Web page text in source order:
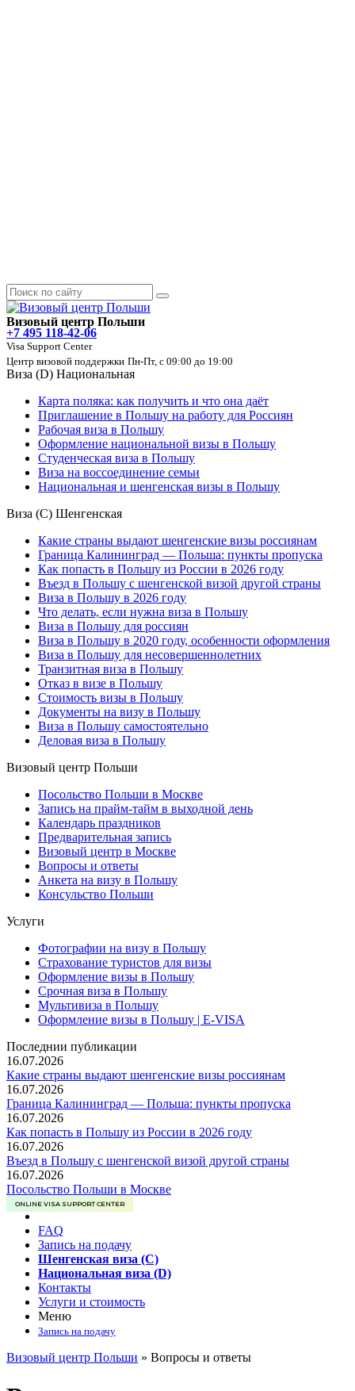
Визовый центр Польши
+7 495 118-42-06
Visa Support Center
Центр визовой поддержки Пн-Пт, с 09:00 до 19:00
Виза (D) Национальная
Карта поляка: как получить и что она даёт
Приглашение в Польшу на работу для Россиян
Рабочая виза в Польшу
Оформление национальной визы в Польшу
Студенческая виза в Польшу
Виза на воссоединение семьи
Национальная и шенгенская визы в Польшу
Виза (С) Шенгенская
Какие страны выдают шенгенские визы россиянам
Граница Калининград — Польша: пункты пропуска
Как попасть в Польшу из России в 2026 году
Въезд в Польшу с шенгенской визой другой страны
Виза в Польшу в 2026 году
Что делать, если нужна виза в Польшу
Виза в Польшу для россиян
Виза в Польшу в 2020 году, особенности оформления
Виза в Польшу для несовершеннолетних
Транзитная виза в Польшу
Отказ в визе в Польшу
Стоимость визы в Польшу
Документы на визу в Польшу
Виза в Польшу самостоятельно
Деловая виза в Польшу
Визовый центр Польши
Посольство Польши в Москве
Запись на прайм-тайм в выходной день
Календарь праздников
Предварительная запись
Визовый центр в Москве
Вопросы и ответы
Анкета на визу в Польшу
Консульство Польши
Услуги
Фотографии на визу в Польшу
Страхование туристов для визы
Оформление визы в Польшу
Срочная виза в Польшу
Мультивиза в Польшу
Оформление визы в Польшу | E-VISA
Последнии публикации
16.07.2026
Какие страны выдают шенгенские визы россиянам
16.07.2026
Граница Калининград — Польша: пункты пропуска
16.07.2026
Как попасть в Польшу из России в 2026 году
16.07.2026
Въезд в Польшу с шенгенской визой другой страны
16.07.2026
Посольство Польши в Москве
ONLINE VISA SUPPORT CENTER
FAQ
Запись на подачу
Шенгенская виза (C)
Национальная виза (D)
Контакты
Услуги и стоимость
Меню
Запись на подачу
Визовый центр Польши » Вопросы и ответы